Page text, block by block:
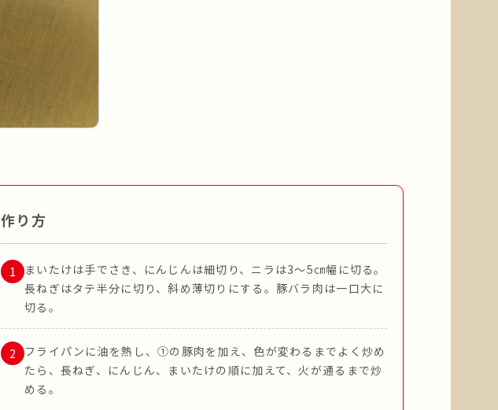
作り方
まいたけは手でさき、にんじんは細切り、ニラは3～5㎝幅に切る。
長ねぎはタテ半分に切り、斜め薄切りにする。豚バラ肉は一口大に
切る。
フライパンに油を熱し、①の豚肉を加え、色が変わるまでよく炒め
たら、長ねぎ、にんじん、まいたけの順に加えて、火が通るまで炒
める。